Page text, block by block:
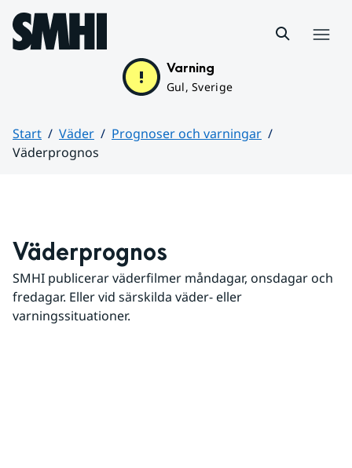
Hoppa till sidans innehåll
Varning
Gul, Sverige
Start Väder
Prognoser och varningar
Väderprognos
Väderprognos
SMHI publicerar väderfilmer måndagar, onsdagar och
fredagar. Eller vid särskilda väder- eller
varningssituationer.